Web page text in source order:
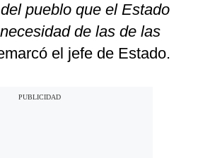
pueblo que el Estado
de las de las
el jefe de Estado.